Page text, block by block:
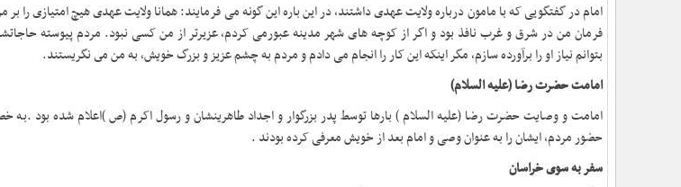
امام در گفتگویی که با مامون درباره ولایت عهدی داشتند، در این باره این گونه می فرمایند: همانا ولایت عهدی هیچ امتیازی را
فرمان من در شرق و غرب نافذ بود و اگر از کوچه های شهر مدینه عبورمی کردم، عزیرتر از من کسی نبود. مردم پیوسته
بتوانم نیاز او را برآورده سازم، مگر اینکه این کار را انجام می دادم و مردم به چشم عزیز و بزرگ خویش، به من مى نگریستند.
امامت حضرت رضا (علیه السلام(
امامت و وصایت حضرت رضا (علیه السلام ) بارها توسط پدر بزرگوار و اجداد طاهرینشان و رسول اکرم (ص )اعلام شده بود .به
حضور مردم، ایشان را به عنوان وصی و امام بعد از خویش معرفی کرده بودند .
سفر به سوی خراسان